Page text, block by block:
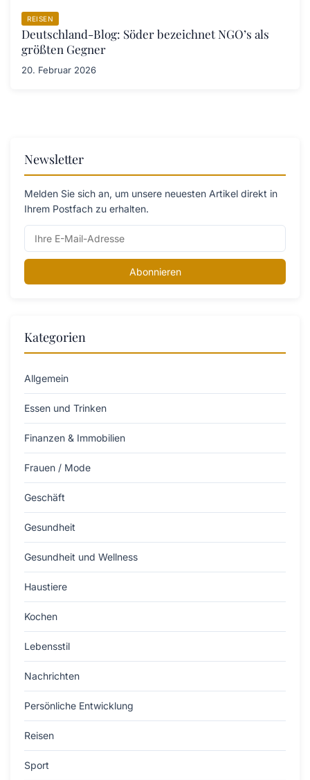
REISEN
Deutschland-Blog: Söder bezeichnet NGO’s als
größten Gegner
20. Februar 2026
Newsletter
Melden Sie sich an, um unsere neuesten Artikel direkt in
Ihrem Postfach zu erhalten.
Abonnieren
Kategorien
Allgemein
Essen und Trinken
Finanzen & Immobilien
Frauen / Mode
Geschäft
Gesundheit
Gesundheit und Wellness
Haustiere
Kochen
Lebensstil
Nachrichten
Persönliche Entwicklung
Reisen
Sport